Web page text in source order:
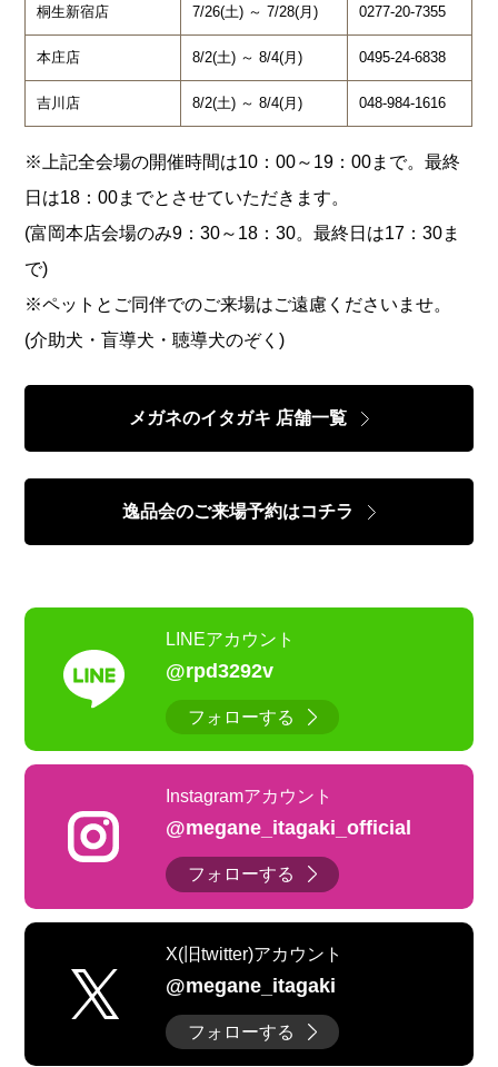
桐生新宿店 7/26(土) ～ 7/28(月) 0277-20-7355
本庄店 8/2(土) ～ 8/4(月) 0495-24-6838
吉川店 8/2(土) ～ 8/4(月) 048-984-1616
※上記全会場の開催時間は10：00～19：00まで。最終
日は18：00までとさせていただきます。
(富岡本店会場のみ9：30～18：30。最終日は17：30ま
で)
※ペットとご同伴でのご来場はご遠慮くださいませ。
(介助犬・盲導犬・聴導犬のぞく)
メガネのイタガキ 店舗一覧
逸品会のご来場予約はコチラ
LINEアカウント
@rpd3292v
フォローする
Instagramアカウント
@megane_itagaki_official
フォローする
X(旧twitter)アカウント
@megane_itagaki
フォローする